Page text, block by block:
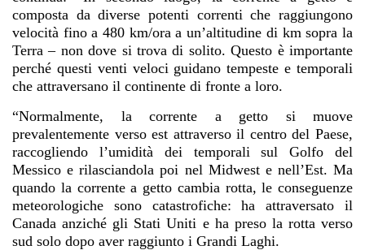
composta da diverse potenti correnti che raggiungono
velocità fino a 480 km/ora a un’altitudine di km sopra la
Terra – non dove si trova di solito. Questo è importante
perché questi venti veloci guidano tempeste e temporali
che attraversano il continente di fronte a loro.
“Normalmente, la corrente a getto si muove
prevalentemente verso est attraverso il centro del Paese,
raccogliendo l’umidità dei temporali sul Golfo del
Messico e rilasciandola poi nel Midwest e nell’Est. Ma
quando la corrente a getto cambia rotta, le conseguenze
meteorologiche sono catastrofiche: ha attraversato il
Canada anziché gli Stati Uniti e ha preso la rotta verso
sud solo dopo aver raggiunto i Grandi Laghi.